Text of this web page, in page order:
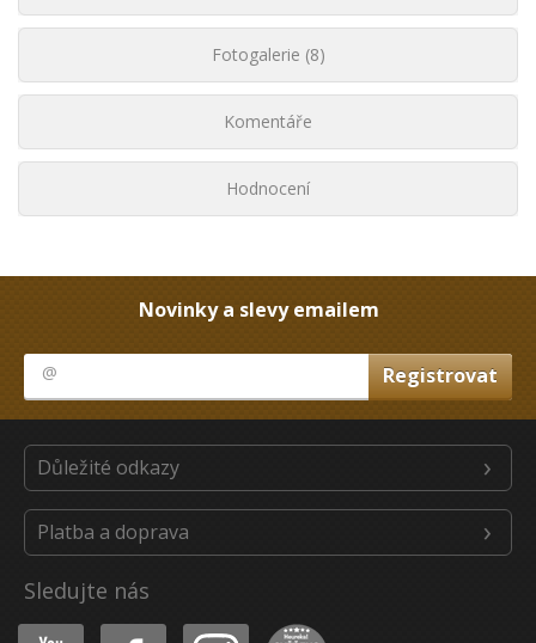
Fotogalerie (8)
Komentáře
Hodnocení
Novinky a slevy emailem
Důležité odkazy
Platba a doprava
Sledujte nás
Youtube Facebook Instagram Heureka